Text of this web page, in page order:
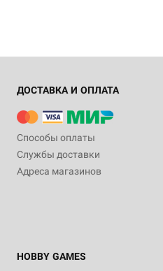
ДОСТАВКА И ОПЛАТА
Способы оплаты
Службы доставки
Адреса магазинов
HOBBY GAMES